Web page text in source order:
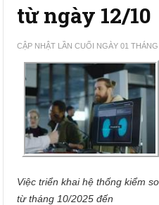
từ ngày 12/10
CẬP NHẬT LẦN CUỐI NGÀY 01
Việc triển khai hệ thống kiểm
từ tháng 10/2025 đến